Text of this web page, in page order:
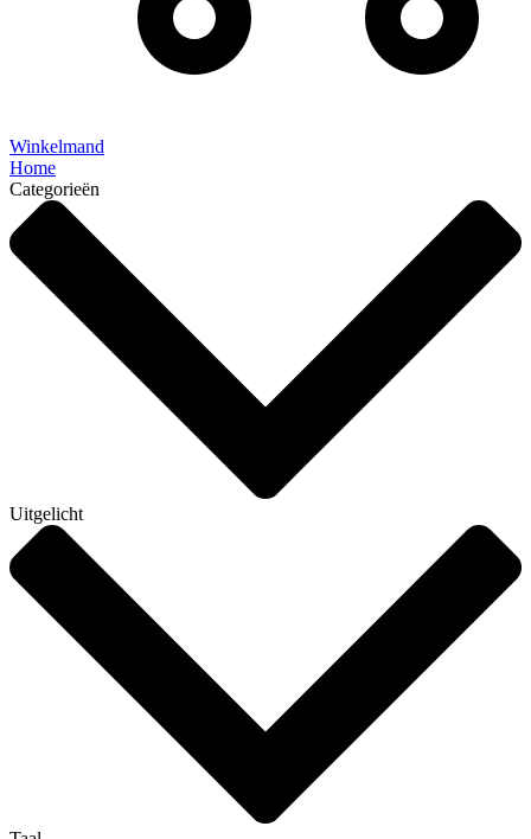
Winkelmand
Home
Categorieën
Uitgelicht